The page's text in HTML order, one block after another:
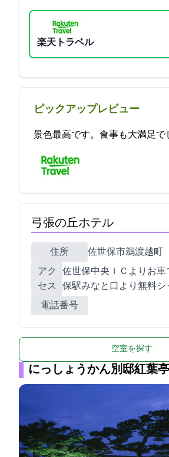
楽天トラベル
ピックアップレビュー
景色最高です。食事も大満足でした。 2023-
弓張の丘ホテル
住所
佐世保市鵜渡越町510
アク
セス
佐世保中央ＩＣよりお車
保駅みなと口より無料
電話番号
空室を探す
にっしょうかん別邸紅葉亭